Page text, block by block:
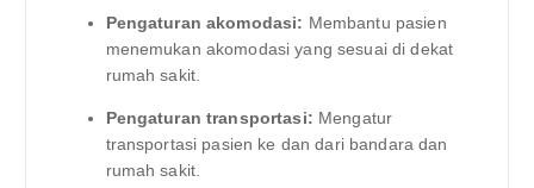
Pengaturan akomodasi: Membantu pasien
menemukan akomodasi yang sesuai di dekat
rumah sakit.
Pengaturan transportasi: Mengatur
transportasi pasien ke dan dari bandara dan
rumah sakit.